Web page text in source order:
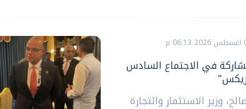
في الاجتماع السادس
وزير الاستثمار والتجارة